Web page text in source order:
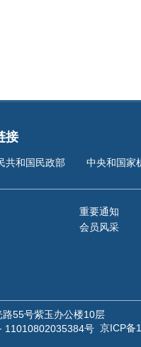
接
共和国民政部 中央和国家
重要通知
会员风采
55号紫玉办公楼10层
11010802035384号 京ICP备